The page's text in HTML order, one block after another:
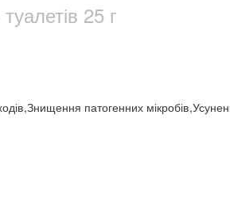
25 г
,Знищення патогенних мікробів,